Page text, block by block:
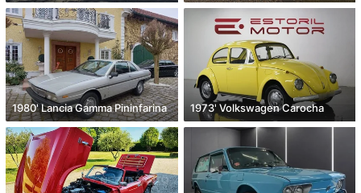
1980' Lancia Gamma Pininfarina 1973' Volkswagen Carocha